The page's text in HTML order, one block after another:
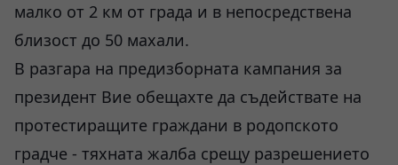
малко от 2 км от града и в непосредствена
близост до 50 махали.
В разгара на предизборната кампания за
президент Вие обещахте да съдействате на
протестиращите граждани в родопското
градче - тяхната жалба срещу разрешението